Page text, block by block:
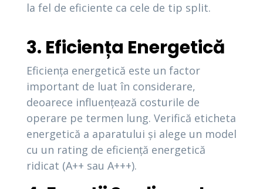
la fel de eficiente ca cele de tip split.
3. Eficiența Energetică
Eficiența energetică este un factor
important de luat în considerare,
deoarece influențează costurile de
operare pe termen lung. Verifică eticheta
energetică a aparatului și alege un model
cu un rating de eficiență energetică
ridicat (A++ sau A+++).